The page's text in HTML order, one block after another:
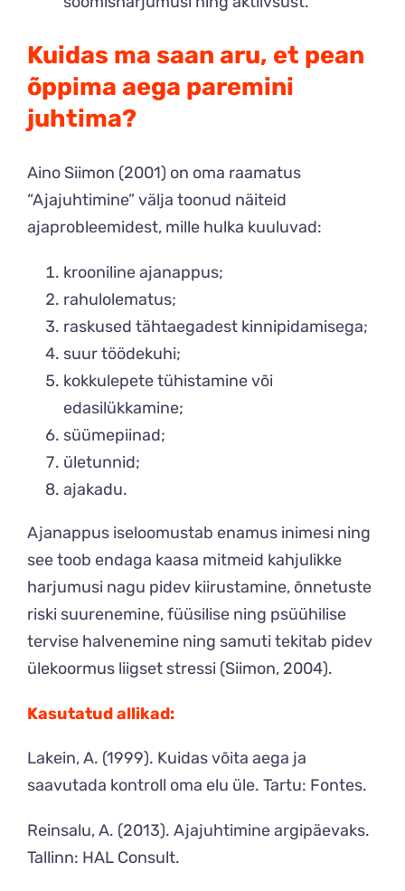
Kuidas ma saan aru, et pean
õppima aega paremini
juhtima?
Aino Siimon (2001) on oma raamatus
“Ajajuhtimine” välja toonud näiteid
ajaprobleemidest, mille hulka kuuluvad:
krooniline ajanappus;
rahulolematus;
raskused tähtaegadest kinnipidamisega;
suur töödekuhi;
kokkulepete tühistamine või
edasilükkamine;
süümepiinad;
ületunnid;
ajakadu.
Ajanappus iseloomustab enamus inimesi ning
see toob endaga kaasa mitmeid kahjulikke
harjumusi nagu pidev kiirustamine, õnnetuste
riski suurenemine, füüsilise ning psüühilise
tervise halvenemine ning samuti tekitab pidev
ülekoormus liigset stressi (Siimon, 2004).
Kasutatud allikad:
Lakein, A. (1999). Kuidas võita aega ja
saavutada kontroll oma elu üle. Tartu: Fontes.
Reinsalu, A. (2013). Ajajuhtimine argipäevaks.
Tallinn: HAL Consult.